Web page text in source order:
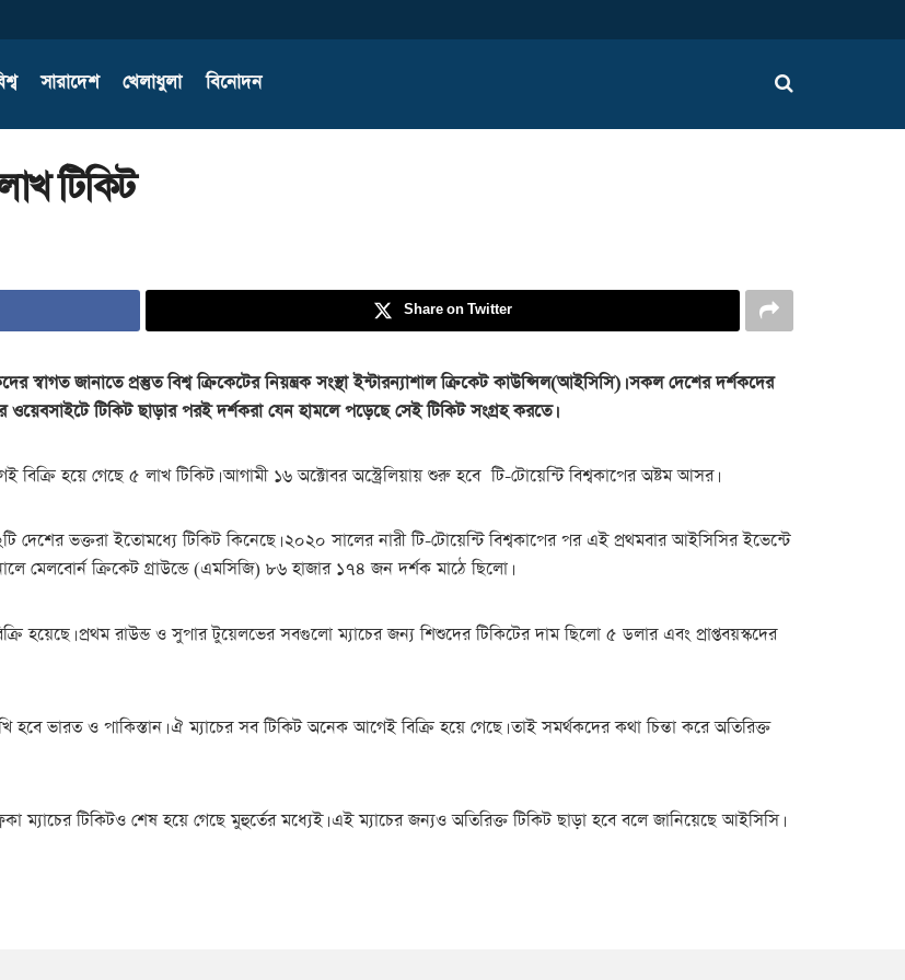
সারাদেশ খেলাধুলা বিনোদন
টিকিট
Share on Twitter
স্বাগত জানাতে প্রস্তুত বিশ্ব ক্রিকেটের নিয়ন্ত্রক সংস্থা ইন্টারন্যাশাল ক্রিকেট কাউন্সিল(আইসিসি)। সকল দেশের দর্শকদের
টিকিট ছাড়ার পরই দর্শকরা যেন হামলে পড়েছে সেই টিকিট সংগ্রহ করতে।
হয়ে গেছে ৫ লাখ টিকিট। আগামী ১৬ অক্টোবর অস্ট্রেলিয়ায় শুরু হবে টি-টোয়েন্টি বিশ্বকাপের অষ্টম আসর।
ভক্তরা ইতোমধ্যে টিকিট কিনেছে। ২০২০ সালের নারী টি-টোয়েন্টি বিশ্বকাপের পর এই প্রথমবার আইসিসির ইভেন্টে
মেলবোর্ন ক্রিকেট গ্রাউন্ডে (এমসিজি) ৮৬ হাজার ১৭৪ জন দর্শক মাঠে ছিলো।
হয়েছে। প্রথম রাউন্ড ও সুপার টুয়েলভের সবগুলো ম্যাচের জন্য শিশুদের টিকিটের দাম ছিলো ৫ ডলার এবং প্রাপ্তবয়স্কদের
ভারত ও পাকিস্তান। ঐ ম্যাচের সব টিকিট অনেক আগেই বিক্রি হয়ে গেছে। তাই সমর্থকদের কথা চিন্তা করে অতিরিক্ত
ম্যাচের টিকিটও শেষ হয়ে গেছে মুহুর্তের মধ্যেই। এই ম্যাচের জন্যও অতিরিক্ত টিকিট ছাড়া হবে বলে জানিয়েছে আইসিসি।